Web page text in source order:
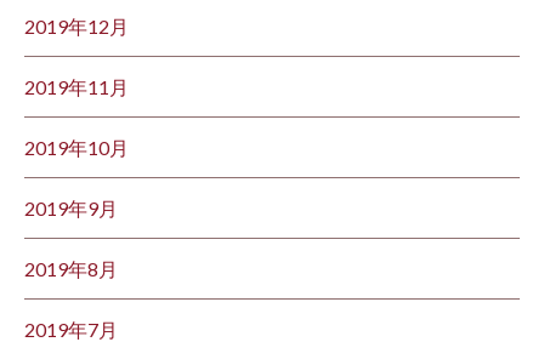
2019年12月
2019年11月
2019年10月
2019年9月
2019年8月
2019年7月